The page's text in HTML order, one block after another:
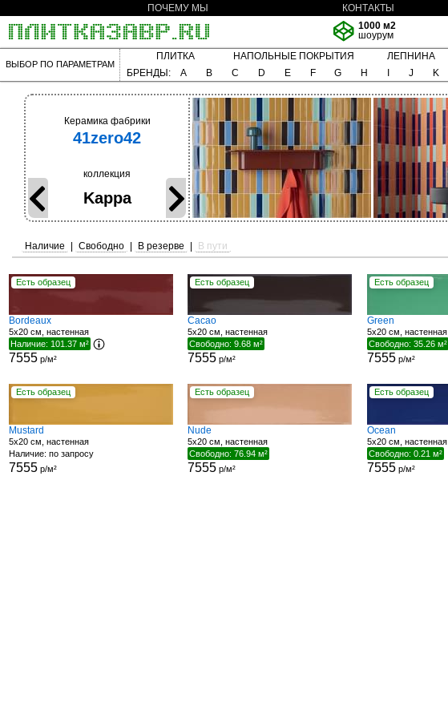
ПОЧЕМУ МЫ КОНТАКТЫ
1000 м2
шоурум
ВЫБОР ПО ПАРАМЕТРАМ
ПЛИТКА НАПОЛЬНЫЕ ПОКРЫТИЯ ЛЕПНИНА
БРЕНДЫ:
A B C D E F G H J K
Керамика фабрики
41zero42
коллекция
Kappa
Наличие | Свободно | В резерве | В пути
Есть образец
Bordeaux
5x20 см, настенная
Наличие: 101.37 м²
7555р/м²
Есть образец
Cacao
5x20 см, настенная
Свободно: 9.68 м²
7555 р/м²
Есть образец
Green
5x20 см, настенная
Свободно: 35.26 м²
7555р/м²
Есть образец
Mustard
5x20 см, настенная
Наличие: по запросу
7555р/м²
Есть образец
Nude
5x20 см, настенная
Свободно: 76.94 м²
7555 р/м²
Есть образец
Ocean
5x20 см, настенная
Свободно: 0.21 м²
7555р/м²